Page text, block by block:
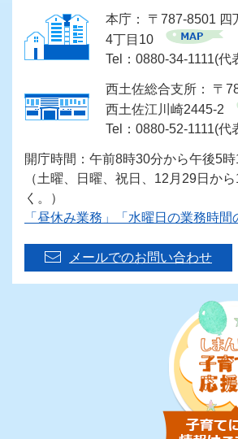
本庁： 〒787-8501 四
4丁目10
Tel：0880-34-1111(代
西土佐総合支所： 〒
西土佐江川崎2445-2
Tel：0880-52-1111(代
開庁時間：午前8時30分から午後5
（土曜、日曜、祝日、12月29日か
く。）
「昼休み業務」「水曜日の業務時
メールでのお問い合わせ